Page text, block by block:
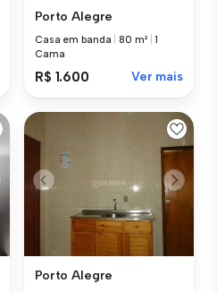
Porto Alegre
Casa em banda |80 m² |1
Cama
R$ 1.600 Ver mais
Porto Alegre